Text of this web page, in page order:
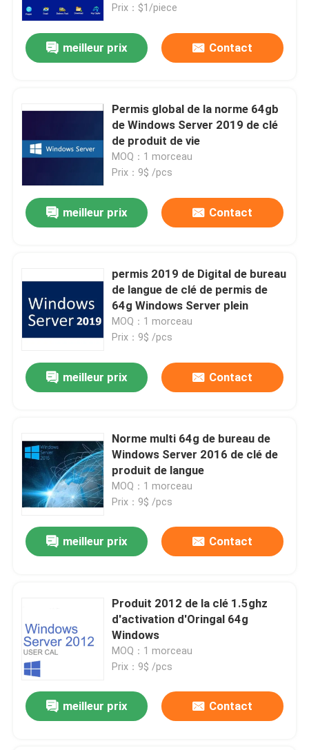
Prix：$1/piece
meilleur prix Contact
Permis global de la norme 64gb
de Windows Server 2019 de clé
de produit de vie
MOQ：1 morceau
Prix：9$ /pcs
meilleur prix Contact
permis 2019 de Digital de bureau
de langue de clé de permis de
64g Windows Server plein
MOQ：1 morceau
Prix：9$ /pcs
meilleur prix Contact
Norme multi 64g de bureau de
Windows Server 2016 de clé de
produit de langue
MOQ：1 morceau
Prix：9$ /pcs
meilleur prix Contact
Produit 2012 de la clé 1.5ghz
d'activation d'Oringal 64g
Windows
MOQ：1 morceau
Prix：9$ /pcs
meilleur prix Contact